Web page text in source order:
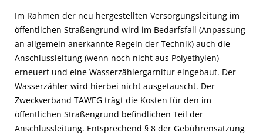
Im Rahmen der neu hergestellten Versorgungsleitung im
öffentlichen Straßengrund wird im Bedarfsfall (Anpassung
an allgemein anerkannte Regeln der Technik) auch die
Anschlussleitung (wenn noch nicht aus Polyethylen)
erneuert und eine Wasserzählergarnitur eingebaut. Der
Wasserzähler wird hierbei nicht ausgetauscht. Der
Zweckverband TAWEG trägt die Kosten für den im
öffentlichen Straßengrund befindlichen Teil der
Anschlussleitung. Entsprechend § 8 der Gebührensatzung